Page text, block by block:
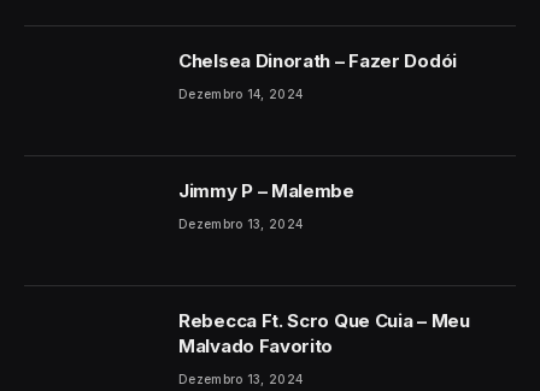
Chelsea Dinorath – Fazer Dodói
Dezembro 14, 2024
Jimmy P – Malembe
Dezembro 13, 2024
Rebecca Ft. Scro Que Cuia – Meu
Malvado Favorito
Dezembro 13, 2024